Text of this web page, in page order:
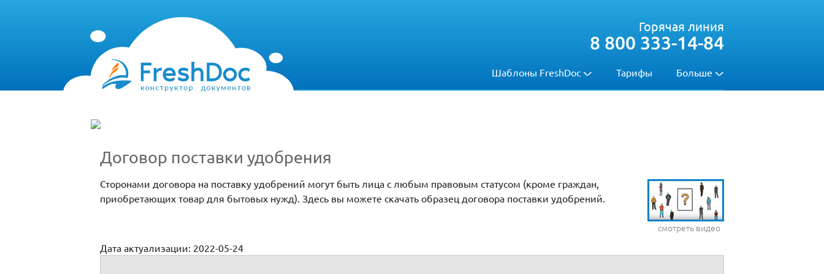
Шаблоны FreshDoc Тарифы Больше
Горячая линия
8 800 333-14-84
Договор поставки удобрения
смотреть видео
Сторонами договора на поставку удобрений могут быть лица с любым правовым статусом (кроме граждан,
приобретающих товар для бытовых нужд). Здесь вы можете скачать образец договора поставки удобрений.
Дата актуализации: 2022-05-24